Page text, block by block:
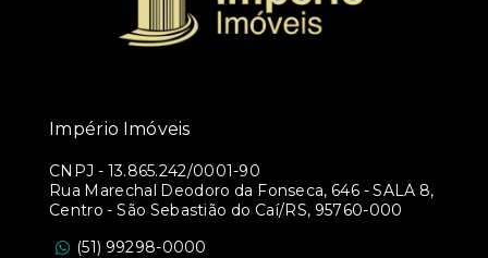
Império Imóveis
CNPJ - 13.865.242/0001-90
Rua Marechal Deodoro da Fonseca, 646 - SALA 8,
Centro - São Sebastião do Caí/RS, 95760-000
(51) 99298-0000